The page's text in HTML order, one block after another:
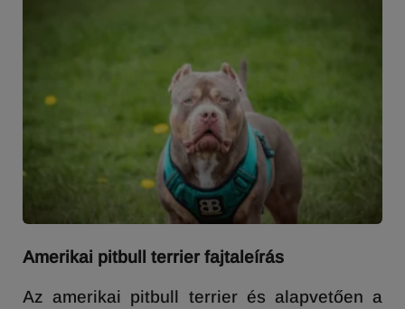
Amerikai pitbull terrier fajtaleírás
Az amerikai pitbull terrier és alapvetően a